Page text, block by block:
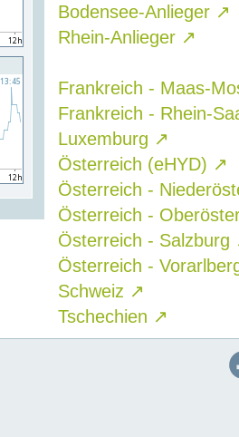
Bodensee-Anlieger ↗
Rhein-Anlieger ↗
Frankreich - Maas-
Frankreich - Rhein-
Luxemburg ↗
Österreich (eHYD) ↗
Österreich -
Österreich -
Österreich - Salzburg
Österreich -
Schweiz ↗
Tschechien ↗